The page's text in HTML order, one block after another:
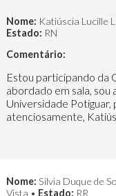
Nome: Katiúscia Lucille
Estado: RN
Comentário:
Estou participando da
abordado em sala, sou
Universidade Potiguar,
atenciosamente,
Nome: Silvia Duque de
Vista • Estado: RR